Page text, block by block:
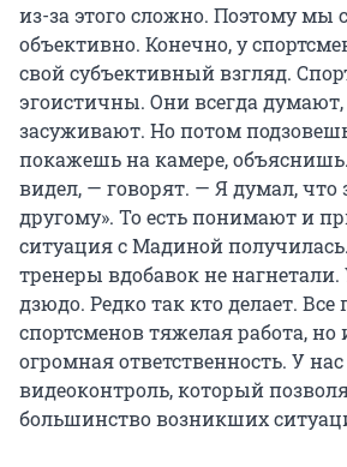
из-за этого сложно. Поэтому мы
объективно. Конечно, у
свой субъективный взгляд.
эгоистичны. Они всегда
засуживают. Но потом
покажешь на камере, объяснишь.
видел, — говорят. — Я думал, что
другому». То есть понимают и
ситуация с Мадиной
тренеры вдобавок не нагнетали.
дзюдо. Редко так кто делает.
спортсменов тяжелая работа, но
огромная ответственность. У нас
видеоконтроль, который
большинство возникших